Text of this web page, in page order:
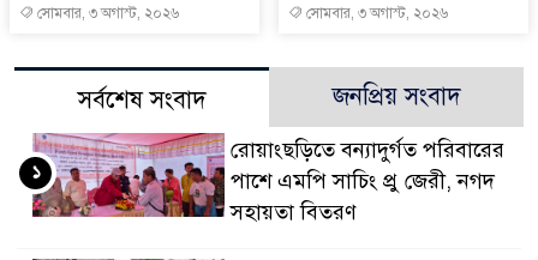
সোমবার, ৩ অগাস্ট, ২০২৬ সোমবার, ৩ অগাস্ট, ২০২৬
সর্বশেষ সংবাদ জনপ্রিয় সংবাদ
রোয়াংছড়িতে বন্যাদুর্গত পরিবারের
পাশে এমপি সাচিং প্রু জেরী, নগদ
সহায়তা বিতরণ
১